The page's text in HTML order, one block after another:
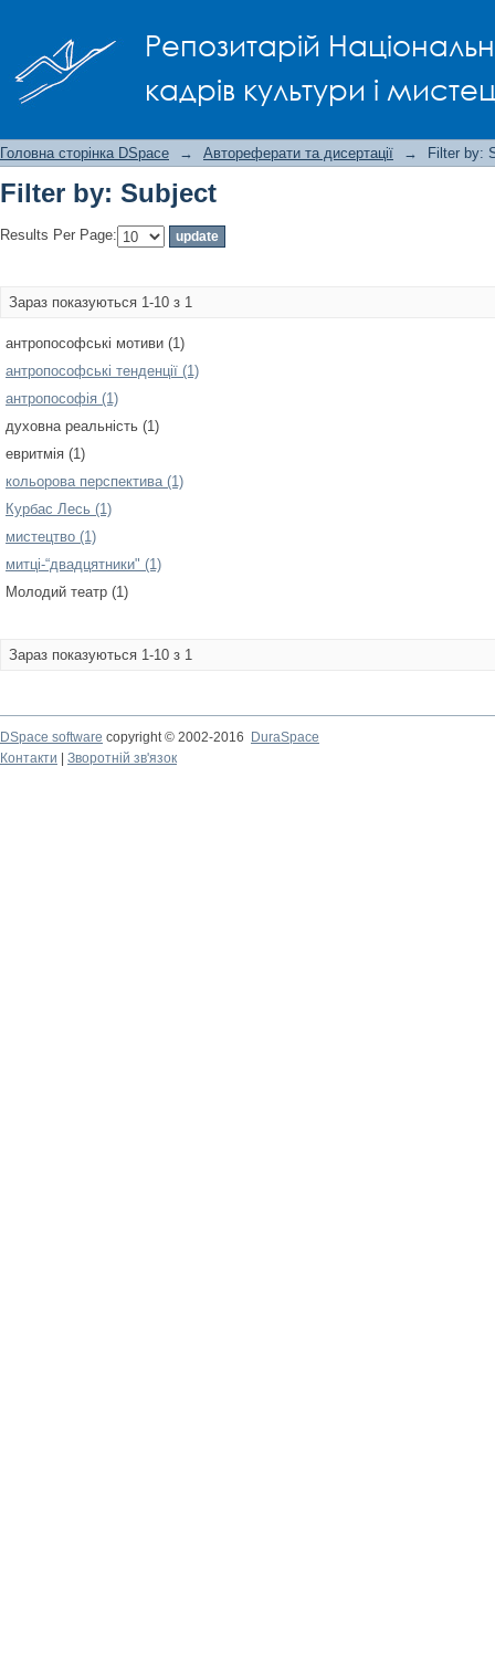
Репозитарій
кадрів культури і
Головна сторінка DSpace → Автореферати та дисертації → Filter by:
Filter by: Subject
Results Per Page:
Зараз показуються 1-10 з 1
антропософські мотиви (1)
антропософські тенденції (1)
антропософія (1)
духовна реальність (1)
евритмія (1)
кольорова перспектива (1)
Курбас Лесь (1)
мистецтво (1)
митці-“двадцятники" (1)
Молодий театр (1)
Зараз показуються 1-10 з 1
DSpace software copyright © 2002-2016
DuraSpace
Контакти
Зворотній зв'язок